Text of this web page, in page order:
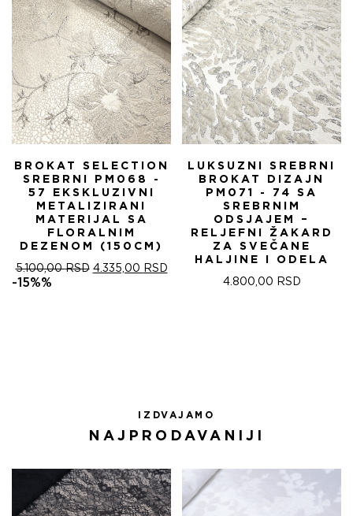
BROKAT SELECTION
SREBRNI PM068 -
57 EKSKLUZIVNI
METALIZIRANI
MATERIJAL SA
FLORALNIM
DEZENOM (150CM)
5.100,00RSD ОРИГИНАЛНА
4.335,00 RSDТРЕНУТНА
-15%%
LUKSUZNI SREBRNI
BROKAT DIZAJN
PM071 - 74 SA
SREBRNIM
ODSJAJEM –
RELJEFNI ŽAKARD
ZA SVEČANE
HALJINE I ODELA
4.800,00 RSD
IZDVAJAMO
NAJPRODAVANIJI